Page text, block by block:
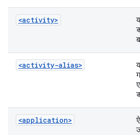
<activity>
<activity-alias>
<application>